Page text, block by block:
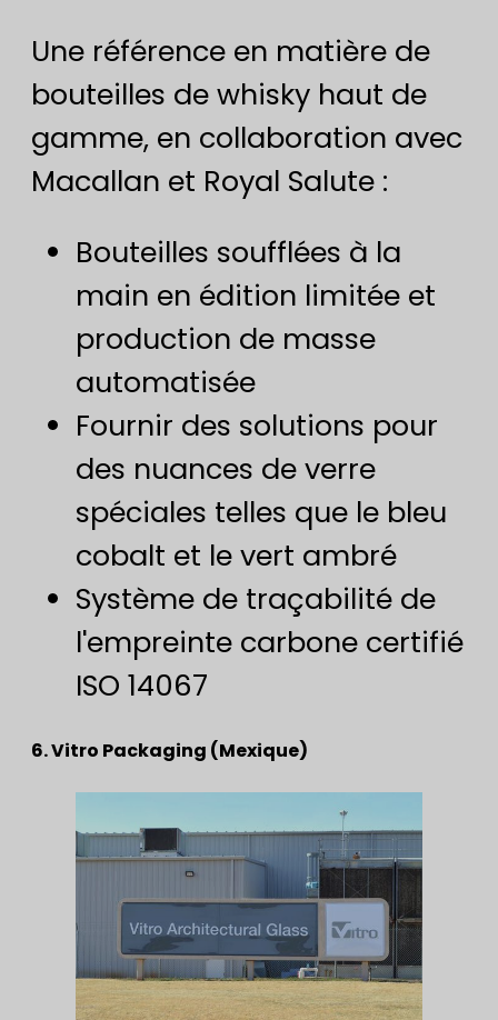
Une référence en matière de
bouteilles de whisky haut de
gamme, en collaboration avec
Macallan et Royal Salute :
Bouteilles soufflées à la
main en édition limitée et
production de masse
automatisée
Fournir des solutions pour
des nuances de verre
spéciales telles que le bleu
cobalt et le vert ambré
Système de traçabilité de
l'empreinte carbone certifié
ISO 14067
6. Vitro Packaging (Mexique)